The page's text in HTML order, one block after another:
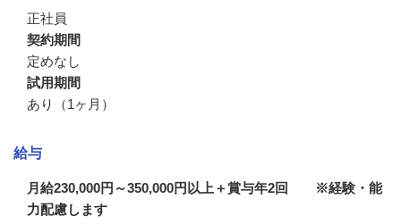
正社員
契約期間
定めなし
試用期間
あり（1ヶ月）
給与
月給230,000円～350,000円以上＋賞与年2回 ※経験・能
力配慮します